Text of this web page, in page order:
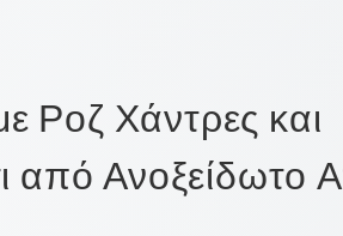
Ροζ Χάντρες και
από Ανοξείδωτο